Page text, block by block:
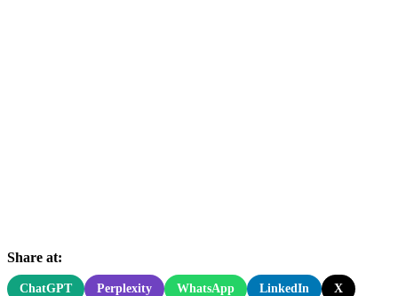
Share at:
ChatGPT Perplexity WhatsApp LinkedIn X